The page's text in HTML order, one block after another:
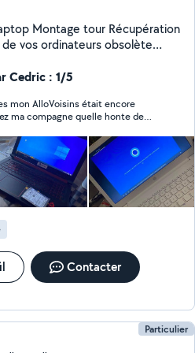
tour Récupération
vos ordinateurs obsolète
média
Cedric : 1/5
mon AlloVoisins était encore
ma compagne quelle honte de
Contacter
Particulier